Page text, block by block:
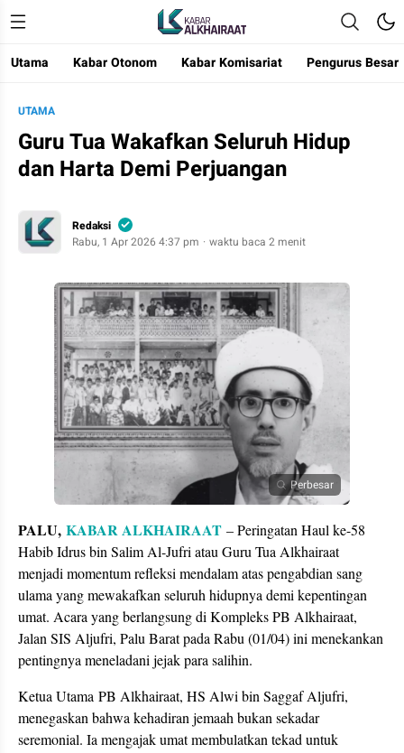
Kabar Alkhairaat
Mengabarkan Kebaikan
Utama Kabar Otonom Kabar Komisariat Pengurus Besar
UTAMA
Guru Tua Wakafkan Seluruh Hidup
dan Harta Demi Perjuangan
Redaksi
Rabu, 1 Apr 2026 4:37 pm
waktu baca 2 menit
Perbesar
PALU, KABAR ALKHAIRAAT – Peringatan Haul ke-58
Habib Idrus bin Salim Al-Jufri atau Guru Tua Alkhairaat
menjadi momentum refleksi mendalam atas pengabdian sang
ulama yang mewakafkan seluruh hidupnya demi kepentingan
umat. Acara yang berlangsung di Kompleks PB Alkhairaat,
Jalan SIS Aljufri, Palu Barat pada Rabu (01/04) ini menekankan
pentingnya meneladani jejak para salihin.
Ketua Utama PB Alkhairaat, HS Alwi bin Saggaf Aljufri,
menegaskan bahwa kehadiran jemaah bukan sekadar
seremonial. Ia mengajak umat membulatkan tekad untuk